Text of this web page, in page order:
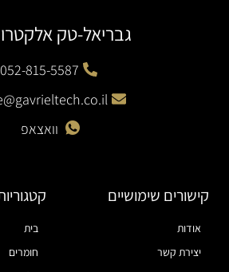
גבריאל-טק
052-815-5587
וואצאפ
קישורים שימושיים
אודות
יצירת קשר
בית
חומרים